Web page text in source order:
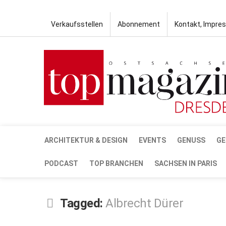
Verkaufsstellen Abonnement Kontakt,
ARCHITEKTUR & DESIGN EVENTS GENUSS
PODCAST TOP BRANCHEN SACHSEN IN PARIS
Tagged: Albrecht Dürer